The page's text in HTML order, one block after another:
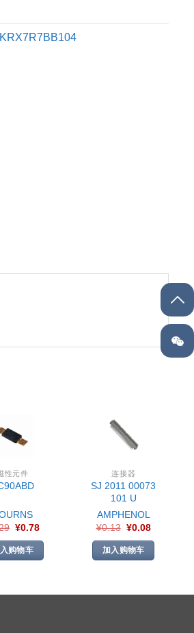
性元件
¥0.78
购物车
连接器
SJ 2011 00073
101 U
AMPHENOL
¥0.13 ¥0.08
加入购物车